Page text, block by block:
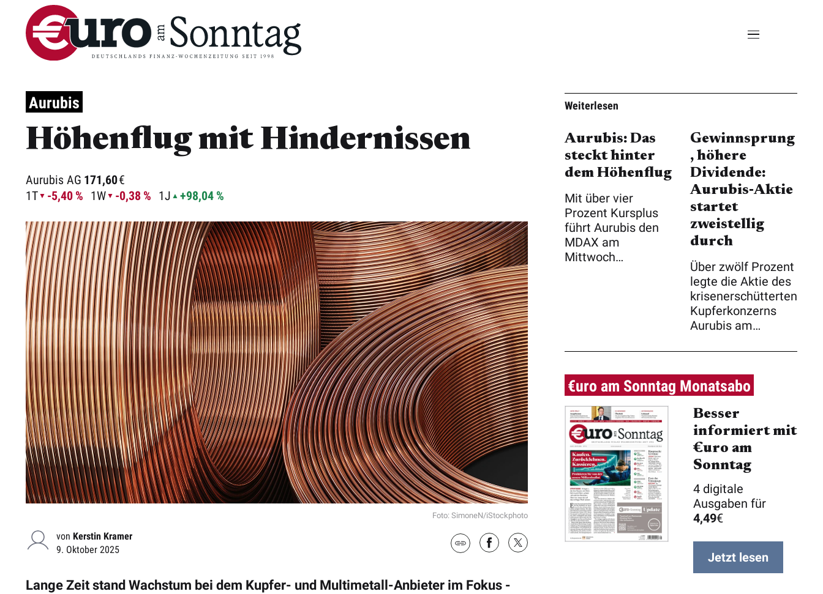
Aurubis
Höhenflug mit Hindernissen
Aurubis AG 171,60€
1T
-5,40 % 1W -0,38 % 1J +98,04 %
Foto: SimoneN/iStockphoto
von Kerstin Kramer
9. Oktober 2025
Lange Zeit stand Wachstum bei dem Kupfer- und Multimetall-Anbieter im Fokus -
Weiterlesen
Aurubis: Das
steckt hinter
dem Höhenflug
Mit über vier
Prozent Kursplus
führt Aurubis den
MDAX am
Mittwoch
Gewinnsprung
, höhere
Dividende:
Aurubis‑Aktie
startet
zweistellig
durch
Über zwölf Prozent
legte die Aktie des
krisenerschütterten
Kupferkonzerns
Aurubis am
€uro am Sonntag Monatsabo
Besser
informiert mit
€uro am
Sonntag
4 digitale
Ausgaben für
4,49€
Jetzt lesen